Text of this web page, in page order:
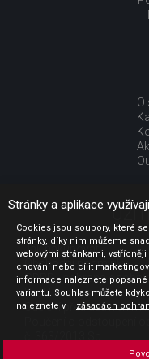
O
Jak nakupovat
Obchodní podmínky
GDPR - ochrana
Profil zadavatele
Sdělení před uzavřením
Stránky a aplikace
Cookies jsou soubory, které
stránky, díky nim můžeme
webovými stránkami,
chování nebo cílit
informace naleznete
variantu. Souhlas můžete
naleznete v
zásadách